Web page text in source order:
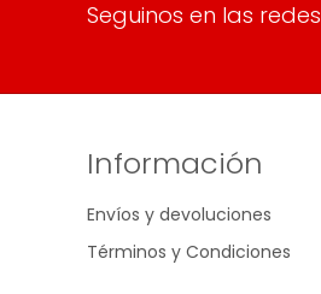
Seguinos en las redes
Información
Envíos y devoluciones
Términos y Condiciones